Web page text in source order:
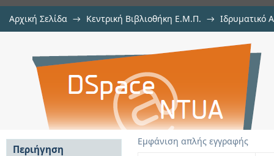
Αρχική Σελίδα → Κεντρική Βιβλιοθήκη Ε.Μ.Π. → Ιδρυματικό
Particle swarm optimization
spanning tree
Εμφάνιση απλής εγγραφής
Περιήγηση